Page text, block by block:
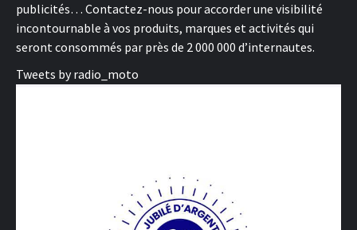
publicités… Contactez-nous pour accorder une visibilité
incontournable à vos produits, marques et activités qui
seront consommés par près de 2 000 000 d’internautes.
Tweets by radio_moto